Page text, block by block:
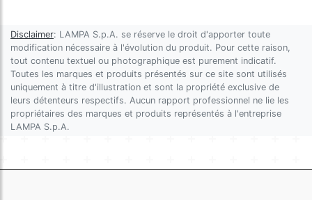
Disclaimer: LAMPA S.p.A. se réserve le droit d'apporter toute
modification nécessaire à l'évolution du produit. Pour cette raison,
tout contenu textuel ou photographique est purement indicatif.
Toutes les marques et produits présentés sur ce site sont utilisés
uniquement à titre d'illustration et sont la propriété exclusive de
leurs détenteurs respectifs. Aucun rapport professionnel ne lie les
propriétaires des marques et produits représentés à l'entreprise
LAMPA S.p.A.